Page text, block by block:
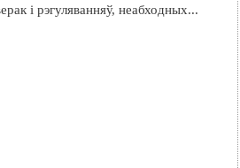
і рэгуляванняў, неабходных...